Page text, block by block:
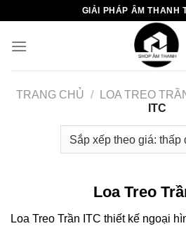
nội
GIẢI PHÁP ÂM THANH
TRANG CHỦ / LOA TREO
ITC
Loa Treo
Loa Treo Trần ITC thiết kế ngoại